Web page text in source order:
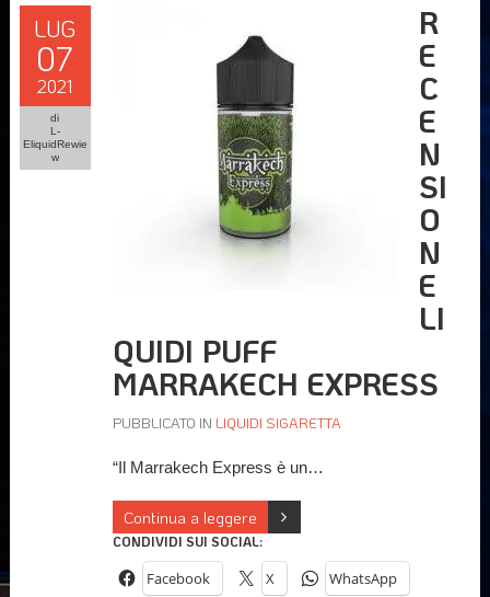
LUG
07
2021
di
L-
EliquidRewie
w
R
E
C
E
N
SI
O
N
E
LI
QUIDI PUFF
MARRAKECH EXPRESS
PUBBLICATO IN LIQUIDI SIGARETTA
“Il Marrakech Express è un…
Continua a leggere
CONDIVIDI SUI SOCIAL:
Facebook X WhatsApp